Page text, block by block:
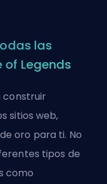
las
of Legends
construir
sitios web,
oro para ti. No
tipos de
como